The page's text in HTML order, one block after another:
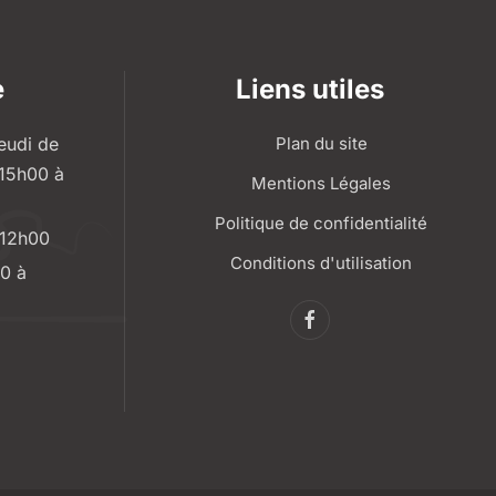
de
à
à
Liens utiles
Plan du site
Mentions Légales
Politique de confidentialité
Conditions d'utilisation